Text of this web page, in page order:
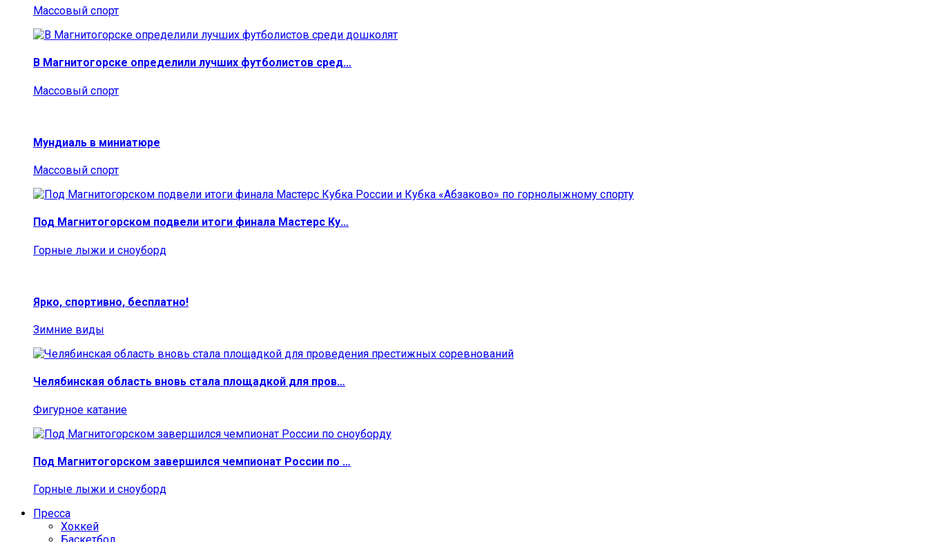
Массовый спорт
В Магнитогорске определили лучших футболистов сред…
Массовый спорт
Мундиаль в миниатюре
Массовый спорт
Под Магнитогорском подвели итоги финала Мастерс Ку…
Горные лыжи и сноуборд
Ярко, спортивно, бесплатно!
Зимние виды
Челябинская область вновь стала площадкой для пров…
Фигурное катание
Под Магнитогорском завершился чемпионат России по …
Горные лыжи и сноуборд
Пресса
Хоккей